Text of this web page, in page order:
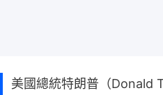
美國總統特朗普（Donald